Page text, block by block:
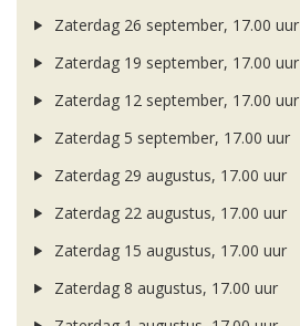
Zaterdag 26 september, 17.00 uur
Zaterdag 19 september, 17.00 uur
Zaterdag 12 september, 17.00 uur
Zaterdag 5 september, 17.00 uur
Zaterdag 29 augustus, 17.00 uur
Zaterdag 22 augustus, 17.00 uur
Zaterdag 15 augustus, 17.00 uur
Zaterdag 8 augustus, 17.00 uur